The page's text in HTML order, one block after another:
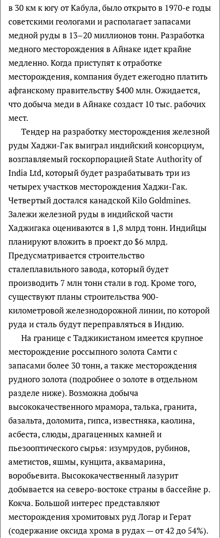
в 30 км к югу от Кабула, было открыто в 1970-е годы
советскими геологами и располагает запасами
медной руды в 13–20 миллионов тонн. Разработка
медного месторождения в Айнаке идет крайне
медленно. Когда приступят к отработке
месторождения, компания будет ежегодно платить
афганскому правительству $400 млн. Ожидается,
что добыча меди в Айнаке создаст 10 тыс. рабочих
мест.
Тендер на разработку месторождения железной
руды Хаджи-Гак выиграл индийский консорциум,
возглавляемый госкорпорацией State Authority of
India Ltd, который будет разрабатывать три из
четырех участков месторождения Хаджи-Гак.
Четвертый достался канадской Kilo Goldmines.
Залежи железной руды в индийской части
Хаджигака оцениваются в 1,8 млрд тонн. Индийцы
планируют вложить в проект до $6 млрд.
Предусматривается строительство
сталеплавильного завода, который будет
производить 7 млн тонн стали в год. Кроме того,
существуют планы строительства 900-
километровой железнодорожной линии, по которой
руда и сталь будут переправляться в Индию.
На границе с Таджикистаном имеется крупное
месторождение россыпного золота Самти с
запасами более 30 тонн, а также месторождения
рудного золота (подробнее о золоте в отдельном
разделе ниже). Возможна добыча
высококачественного мрамора, талька, гранита,
базальта, доломита, гипса, известняка, каолина,
асбеста, слюды, драгаценных камней и
пьезооптического сырья: изумрудов, рубинов,
аметистов, яшмы, кунцита, аквамарина,
воробьевита. Высококачественный лазурит
добывается на северо-востоке страны в бассейне р.
Кокча. Большой интерес представляют
месторождения хромитовых руд Логар и Герат
(содержание оксида хрома в рудах — от 42 до 54%).